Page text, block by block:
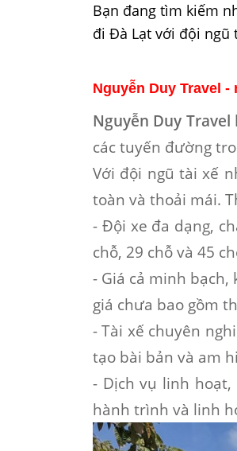
Bạn đang tìm kiếm
đi Đà Lạt với đội ngũ
Nguyễn Duy Travel
Nguyễn Duy Travel
các tuyến đường
Với đội ngũ tài xế
toàn và thoải mái.
- Đội xe đa dạng,
chỗ, 29 chỗ và 45
- Giá cả minh
giá chưa bao gồm
- Tài xế chuyên
tạo bài bản và am
- Dịch vụ linh
hành trình và linh